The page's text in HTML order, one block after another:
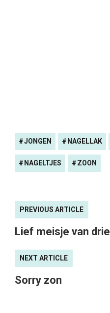
JONGEN NAGELLAK
NAGELTJES ZOON
PREVIOUS ARTICLE
Lief meisje van drie
NEXT ARTICLE
Sorry zon